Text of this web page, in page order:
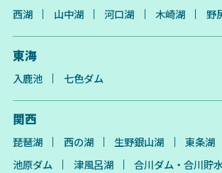
西湖 山中湖 河口湖 木崎湖 野
東海
入鹿池 七色ダム
関西
琵琶湖 西の湖 生野銀山湖 東条湖
池原ダム
津風呂湖 合川ダム・合川貯